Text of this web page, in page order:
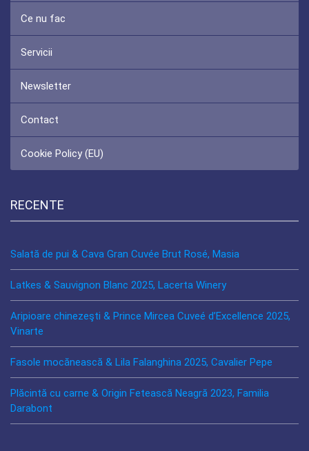
Ce nu fac
Servicii
Newsletter
Contact
Cookie Policy (EU)
RECENTE
Salată de pui & Cava Gran Cuvée Brut Rosé, Masia
Latkes & Sauvignon Blanc 2025, Lacerta Winery
Aripioare chinezeşti & Prince Mircea Cuveé d’Excellence 2025,
Vinarte
Fasole mocănească & Lila Falanghina 2025, Cavalier Pepe
Plăcintă cu carne & Origin Fetească Neagră 2023, Familia
Darabont